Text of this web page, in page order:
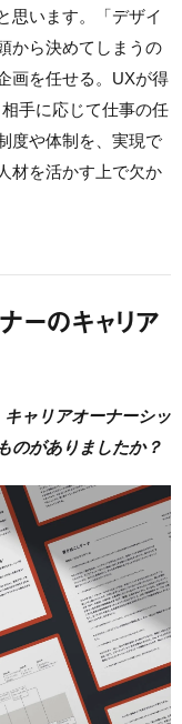
思います。「デザイ
から決めてしまうの
画を任せる。UXが得
手に応じて仕事の任
度や体制を、実現で
材を活かす上で欠か
ーのキャリア
ャリアオーナーシッ
のがありましたか？